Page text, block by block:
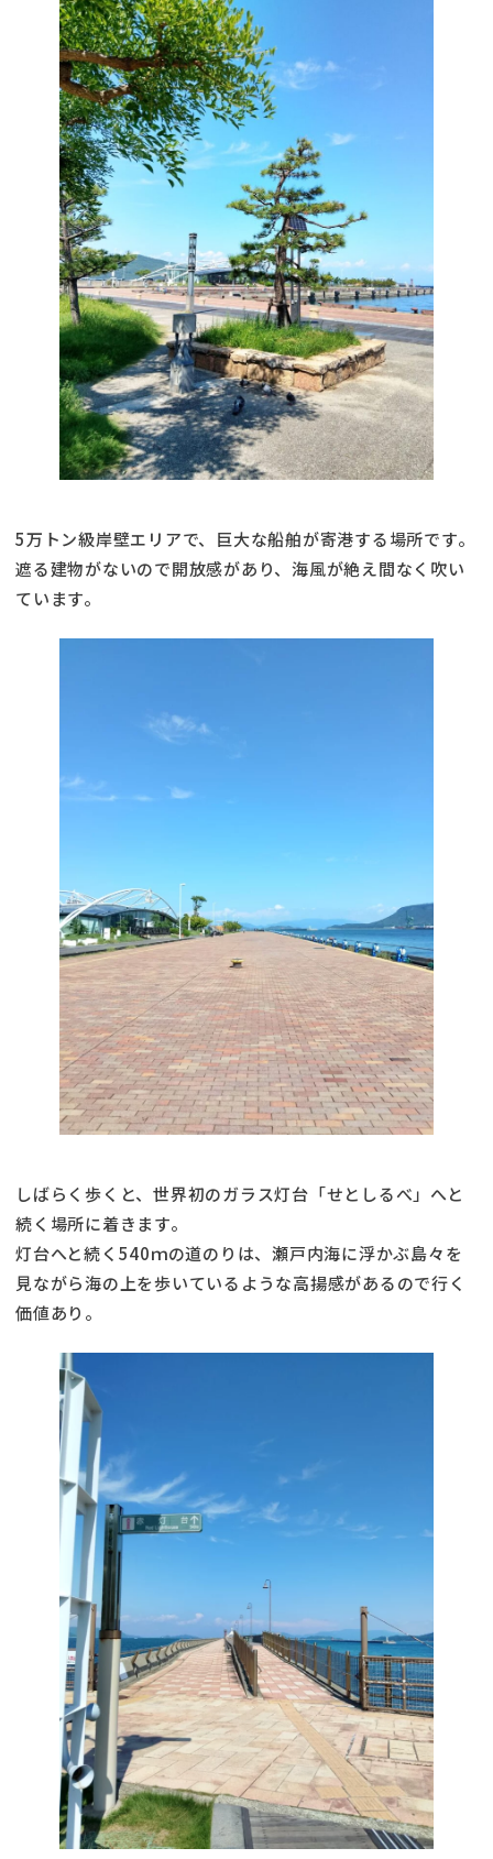
5万トン級岸壁エリアで、巨大な船舶が寄港する場所です。
遮る建物がないので開放感があり、海風が絶え間なく吹い
ています。
しばらく歩くと、世界初のガラス灯台「せとしるべ」へと
続く場所に着きます。
灯台へと続く540ｍの道のりは、瀬戸内海に浮かぶ島々を
見ながら海の上を歩いているような高揚感があるので行く
価値あり。